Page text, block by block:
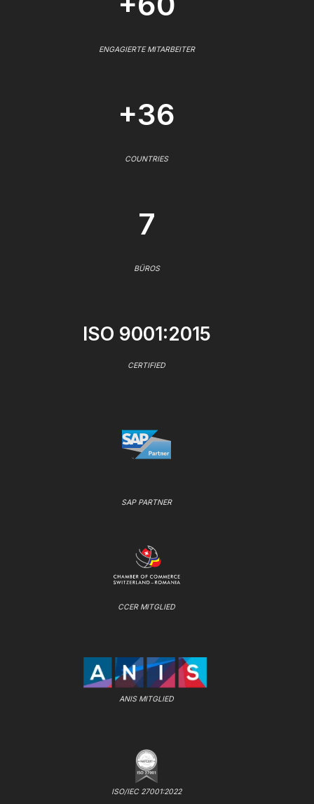
ENGAGIERTE MITARBEITER
+36
COUNTRIES
7
BÜROS
ISO 9001:2015
CERTIFIED
SAP PARTNER
CCER MITGLIED
ANIS MITGLIED
ISO/IEC 27001:2022